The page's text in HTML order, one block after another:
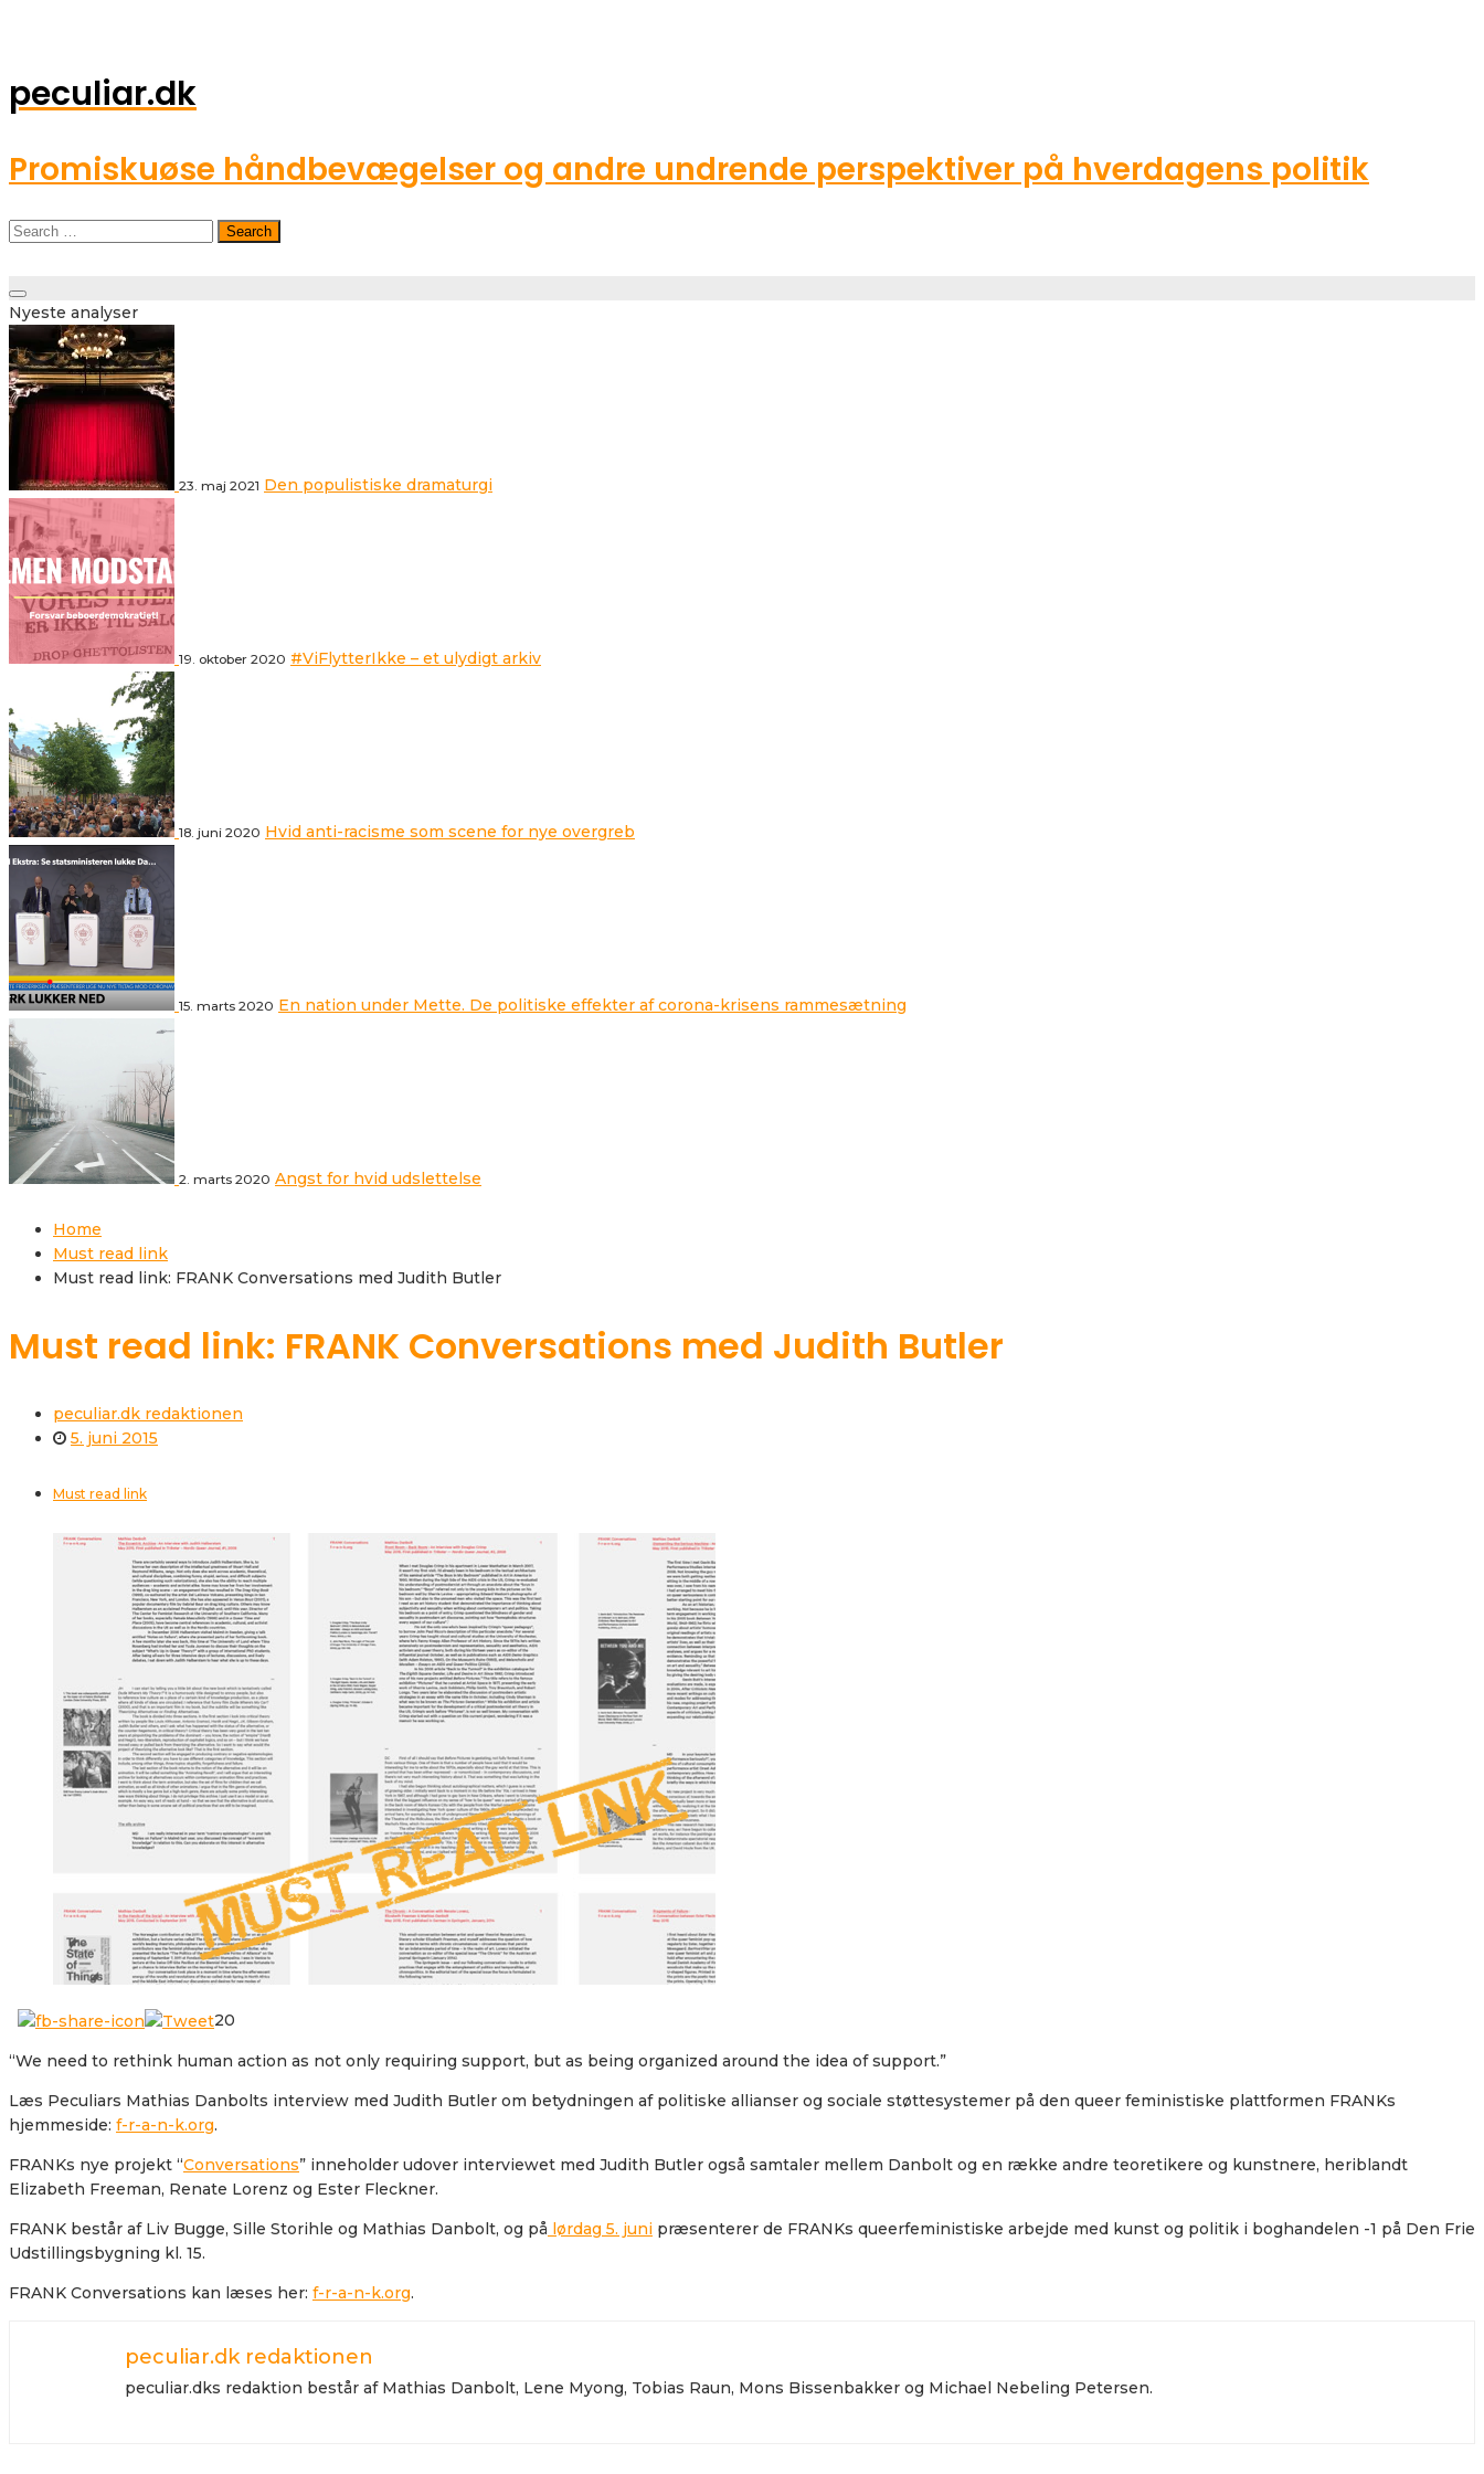
peculiar.dk
Promiskuøse håndbevægelser og andre undrende perspektiver på hverdagens politik
Search
Toggle
navigation
Nyeste analyser
23. maj 2021 Den populistiske dramaturgi
19. oktober 2020 #ViFlytterIkke – et ulydigt arkiv
18. juni 2020 Hvid anti-racisme som scene for nye overgreb
15. marts 2020 En nation under Mette. De politiske effekter af corona-krisens rammesætning
2. marts 2020 Angst for hvid udslettelse
Home
Must read link
Must read link: FRANK Conversations med Judith Butler
Must read link: FRANK Conversations med Judith Butler
peculiar.dk redaktionen
5. juni 2015
Must read link
20
“We need to rethink human action as not only requiring support, but as being organized around the idea of support.”
Læs Peculiars Mathias Danbolts interview med Judith Butler om betydningen af politiske allianser og sociale støttesystemer på den queer feministiske plattformen FRANKs
hjemmeside: f-r-a-n-k.org.
FRANKs nye projekt “Conversations” inneholder udover interviewet med Judith Butler også samtaler mellem Danbolt og en række andre teoretikere og kunstnere, heriblandt
Elizabeth Freeman, Renate Lorenz og Ester Fleckner.
FRANK består af Liv Bugge, Sille Storihle og Mathias Danbolt, og på lørdag 5. juni præsenterer de FRANKs queerfeministiske arbejde med kunst og politik i boghandelen -1 på Den Frie
Udstillingsbygning kl. 15.
FRANK Conversations kan læses her: f-r-a-n-k.org.
peculiar.dk redaktionen
peculiar.dks redaktion består af Mathias Danbolt, Lene Myong, Tobias Raun, Mons Bissenbakker og Michael Nebeling Petersen.